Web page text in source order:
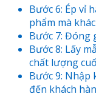
Bước 6: Ép vỉ
phẩm mà
Bước 7: Đóng
Bước 8: Lấy
chất lượng
Bước 9: Nhập
đến khách